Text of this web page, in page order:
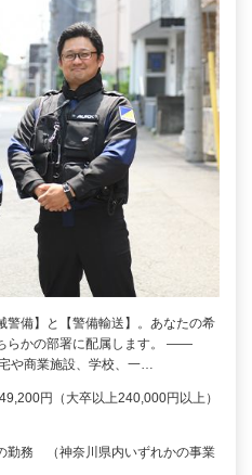
警備】と【警備輸送】。あなたの希
らかの部署に配属します。 ――
や商業施設、学校、一…
円（大卒以上240,000円以上）
勤務 （神奈川県内いずれかの事業